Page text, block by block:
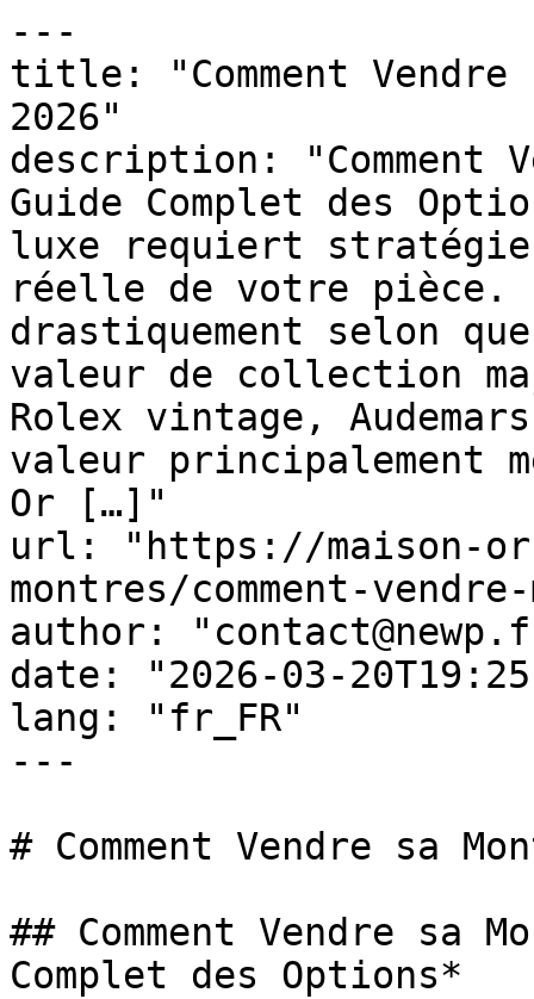
---
title: "Comment Vendre
2026"
description: "Comment
Guide Complet des
luxe requiert
réelle de votre pièce.
drastiquement selon
valeur de collection
Rolex vintage,
valeur principalement
Or […]"
url: "https://maison-
montres/comment-
author:
date: "2026-03-
lang: "fr_FR"
---
# Comment Vendre sa
## Comment Vendre sa
Complet des Options*